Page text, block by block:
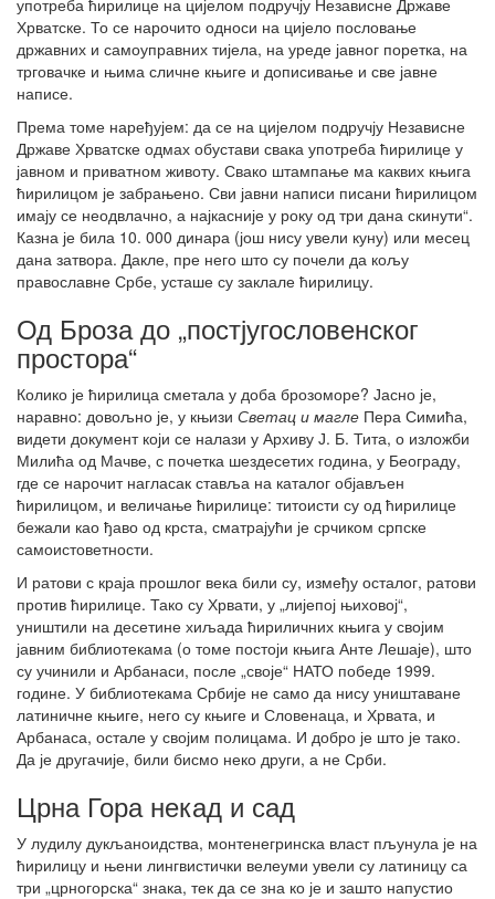
употреба ћирилице на цијелом подручју Независне Државе
Хрватске. То се нарочито односи на цијело пословање
државних и самоуправних тијела, на уреде јавног поретка, на
трговачке и њима сличне књиге и дописивање и све јавне
написе.
Према томе наређујем: да се на цијелом подручју Независне
Државе Хрватске одмах обустави свака употреба ћирилице у
јавном и приватном животу. Свако штампање ма каквих књига
ћирилицом је забрањено. Сви јавни написи писани ћирилицом
имају се неодвлачно, а најкасније у року од три дана скинути“.
Казна је била 10. 000 динара (још нису увели куну) или месец
дана затвора. Дакле, пре него што су почели да кољу
православне Србе, усташе су заклале ћирилицу.
Од Броза до „постјугословенског
простора“
Колико је ћирилица сметала у доба брозоморе? Јасно је,
наравно: довољно је, у књизи Светац и магле Пера Симића,
видети документ који се налази у Архиву Ј. Б. Тита, о изложби
Милића од Мачве, с почетка шездесетих година, у Београду,
где се нарочит нагласак ставља на каталог објављен
ћирилицом, и величање ћирилице: титоисти су од ћирилице
бежали као ђаво од крста, сматрајући је срчиком српске
самоистоветности.
И ратови с краја прошлог века били су, између осталог, ратови
против ћирилице. Тако су Хрвати, у „лијепој њиховој“,
уништили на десетине хиљада ћириличних књига у својим
јавним библиотекама (о томе постоји књига Анте Лешаје), што
су учинили и Арбанаси, после „своје“ НАТО победе 1999.
године. У библиотекама Србије не само да нису уништаване
латиничне књиге, него су књиге и Словенаца, и Хрвата, и
Арбанаса, остале у својим полицама. И добро је што је тако.
Да је другачије, били бисмо неко други, а не Срби.
Црна Гора некад и сад
У лудилу дукљаноидства, монтенегринска власт пљунула је на
ћирилицу и њени лингвистички велеуми увели су латиницу са
три „црногорска“ знака, тек да се зна ко је и зашто напустио